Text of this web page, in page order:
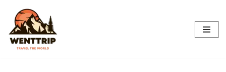
Zum
Inhalt
springen